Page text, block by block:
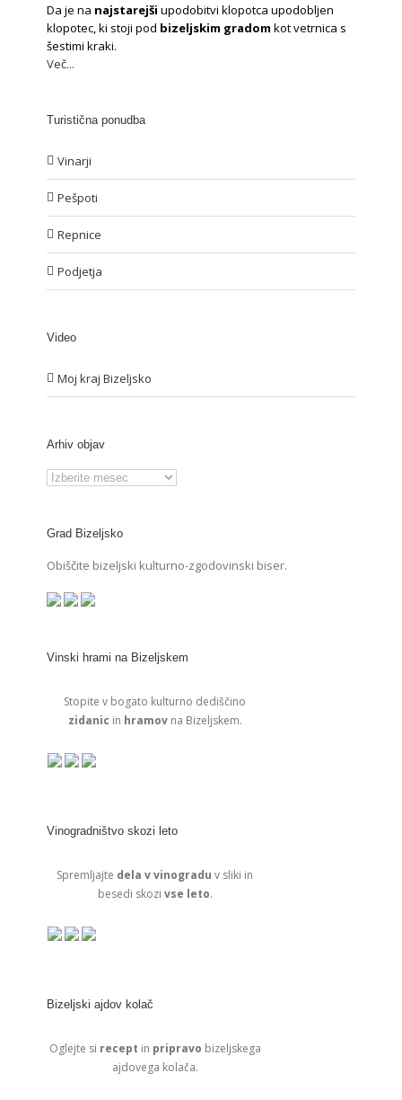
Da je na najstarejši upodobitvi klopotca upodobljen
klopotec, ki stoji pod bizeljskim gradom kot vetrnica s
šestimi kraki.
Več...
Turistična ponudba
Vinarji
Pešpoti
Repnice
Podjetja
Video
Moj kraj Bizeljsko
Arhiv objav
Arhiv
Grad Bizeljsko
Obiščite bizeljski kulturno-zgodovinski biser.
Vinski hrami na Bizeljskem
Stopite v bogato kulturno dediščino
zidanic in hramovna Bizeljskem.
Vinogradništvo skozi leto
Spremljajte dela v vinogradu v sliki in
besedi skozi vse leto.
Bizeljski ajdov kolač
Oglejte si recept in pripravo bizeljskega
ajdovega kolača.